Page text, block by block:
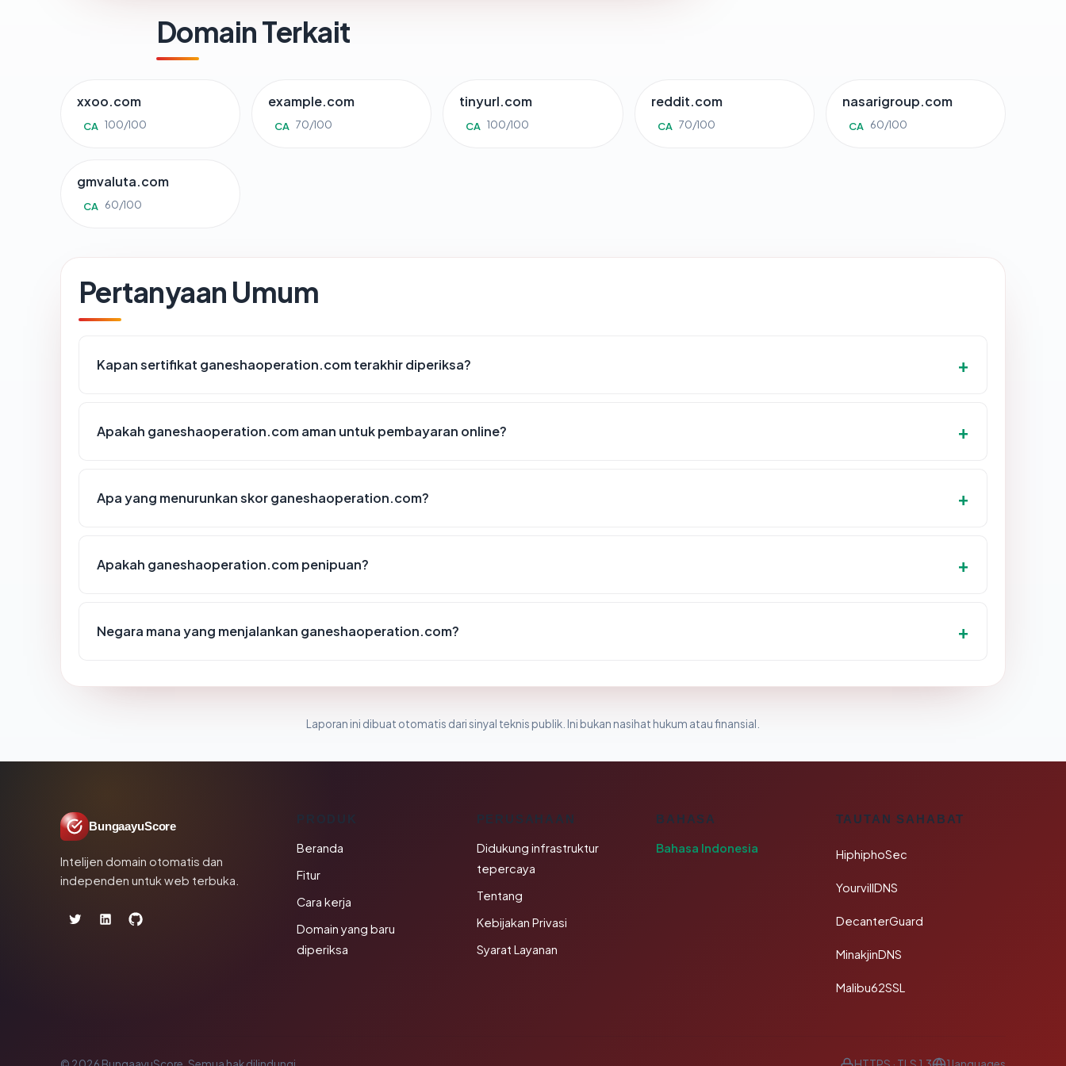
Domain Terkait
xxoo.com
CA 100/100
example.com
CA 70/100
tinyurl.com
CA 100/100
reddit.com
CA 70/100
nasarigroup.com
CA 60/100
gmvaluta.com
CA 60/100
Pertanyaan Umum
Kapan sertifikat ganeshaoperation.com terakhir diperiksa?
Apakah ganeshaoperation.com aman untuk pembayaran online?
Apa yang menurunkan skor ganeshaoperation.com?
Apakah ganeshaoperation.com penipuan?
Negara mana yang menjalankan ganeshaoperation.com?
Laporan ini dibuat otomatis dari sinyal teknis publik. Ini bukan nasihat hukum atau finansial.
BungaayuScore
Intelijen domain otomatis dan
independen untuk web terbuka.
Beranda
Fitur
Cara kerja
Domain yang baru
diperiksa
PERUSAHAAN
Didukung infrastruktur
tepercaya
Tentang
Kebijakan Privasi
Syarat Layanan
BAHASA
Bahasa Indonesia
TAUTAN SAHABAT
HiphiphoSec
YourvillDNS
DecanterGuard
MinakjinDNS
Malibu62SSL